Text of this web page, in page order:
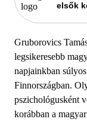
elsők
Gruborovics
legsikeresebb
napjainkban
Finnországban.
pszichológusként
korábban a